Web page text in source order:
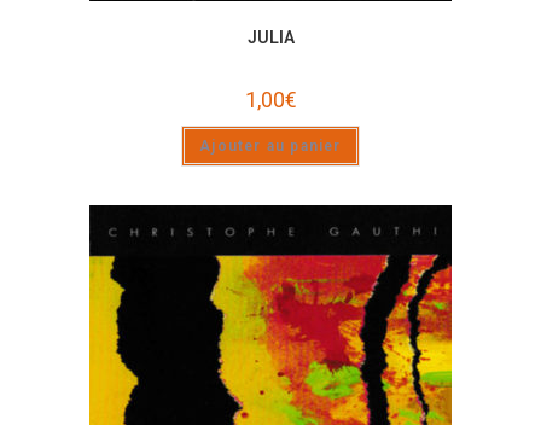
JULIA
1,00€
Ajouter au panier